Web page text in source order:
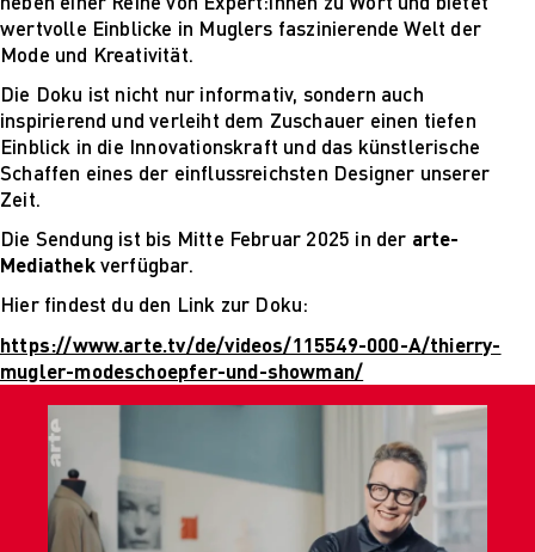
wertvolle Einblicke in Muglers faszinierende Welt der
Mode und Kreativität.
Die Doku ist nicht nur informativ, sondern auch
inspirierend und verleiht dem Zuschauer einen tiefen
Einblick in die Innovationskraft und das künstlerische
Schaffen eines der einflussreichsten Designer unserer
Zeit.
Die Sendung ist bis Mitte Februar 2025 in der arte-
Mediathekverfügbar.
Hier findest du den Link zur Doku:
https://www.arte.tv/de/videos/115549-000-A/thierry-
mugler-modeschoepfer-und-showman/